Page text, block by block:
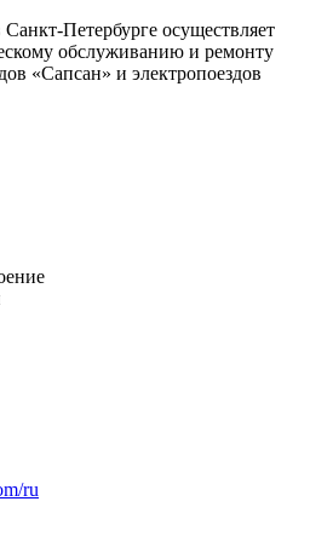
Петербурге осуществляет
обслуживанию и ремонту
«Сапсан» и электропоездов
ru